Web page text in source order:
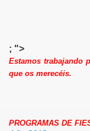
; ">
Estamos trabajando
que os merecéis.
PROGRAMAS DE